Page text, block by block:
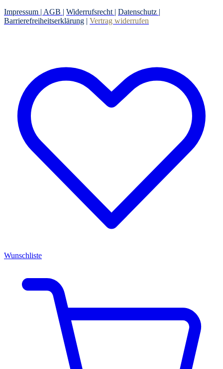
Impressum | AGB | Widerrufsrecht | Datenschutz |
Barrierefreiheitserklärung | Vertrag widerrufen
Wunschliste